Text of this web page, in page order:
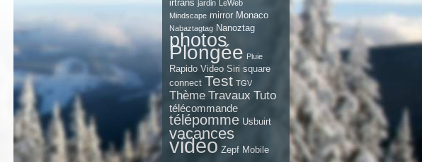
irtrans jardin LeWeb
Mindscape mirror Monaco
Nabaztagtag Nanoztag
photos
Plongée Pluie
Rapido Video Siri square
connect Test TGV
Thème Travaux Tuto
télécommande
télépomme Usbuirt
vacances
vidéo Zepf Mobile